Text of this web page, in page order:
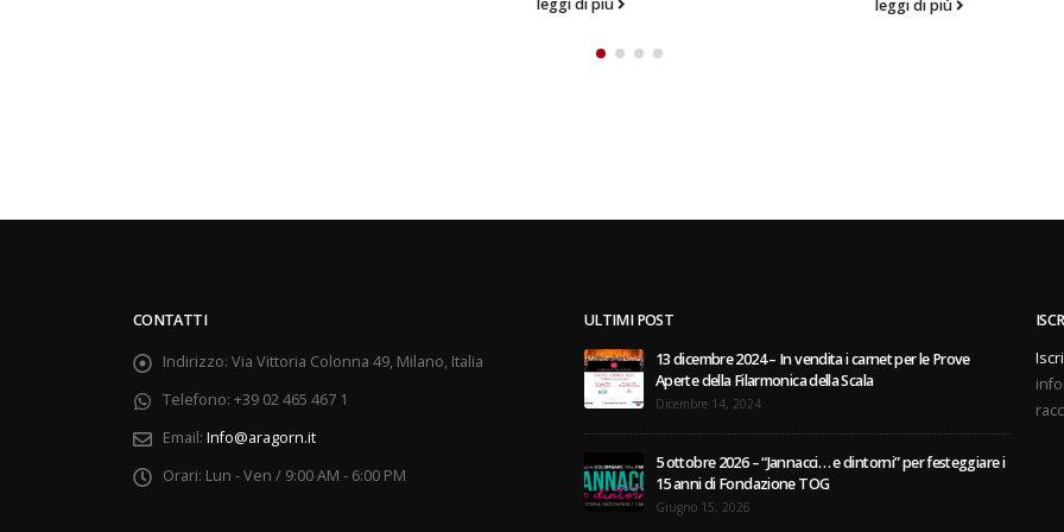
leggi di più leggi di più
CONTATTI
Indirizzo: Via Vittoria Colonna 49, Milano, Italia
Telefono: +39 02 465 467 1
Email: Info@aragorn.it
Orari: Lun - Ven / 9:00 AM - 6:00 PM
ULTIMI POST
13 dicembre 2024 – In vendita i carnet per le Prove
Aperte della Filarmonica della Scala
Dicembre 14, 2024
5 ottobre 2026 – “Jannacci… e dintorni” per festeggiare i
15 anni di Fondazione TOG
Giugno 15, 2026